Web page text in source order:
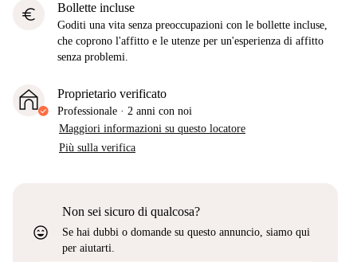
euro Bollette incluse
Goditi una vita senza preoccupazioni con le bollette incluse,
che coprono l'affitto e le utenze per un'esperienza di affitto
senza problemi.
Proprietario verificato
Professionale · 2 anni con noi
Maggiori informazioni su questo locatore
Più sulla verifica
sentiment_very_satisfied
Non sei sicuro di qualcosa?
Se hai dubbi o domande su questo annuncio, siamo qui
per aiutarti.